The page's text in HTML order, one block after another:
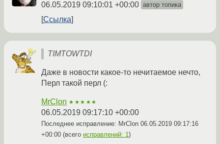
06.05.2019 09:10:01 +00:00 автор топика
Ссылка
TIMTOWTDI
Даже в новости какое-то нечитаемое нечто,
Перл такой перл (:
MrClon ★★★★★
06.05.2019 09:17:10 +00:00
Последнее исправление: MrClon 06.05.2019 09:17:16
+00:00 (всего исправлений: 1)